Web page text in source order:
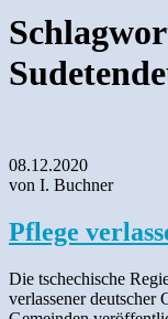
08.12.2020
von I. Buchner
Pflege
Die tschechische
verlassener deutscher